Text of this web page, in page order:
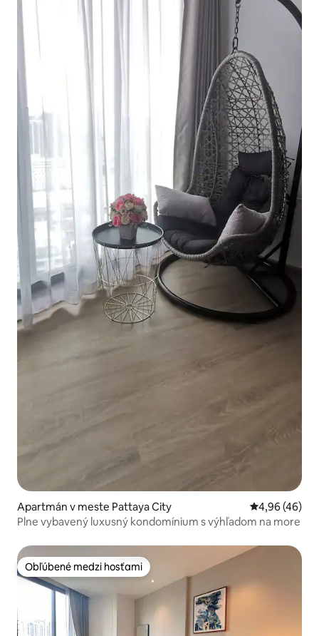
Apartmán v meste Pattaya City Priemerné
4,96 (46)
Plne vybavený luxusný kondomínium s výhľadom na more
Obľúbené medzi hosťami
Obľúbené medzi hosťami